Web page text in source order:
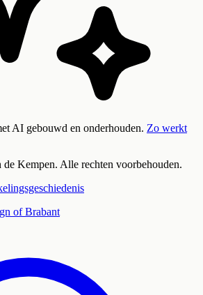
AI gebouwd en onderhouden. Zo werkt
de Kempen. Alle rechten voorbehouden.
of Brabant